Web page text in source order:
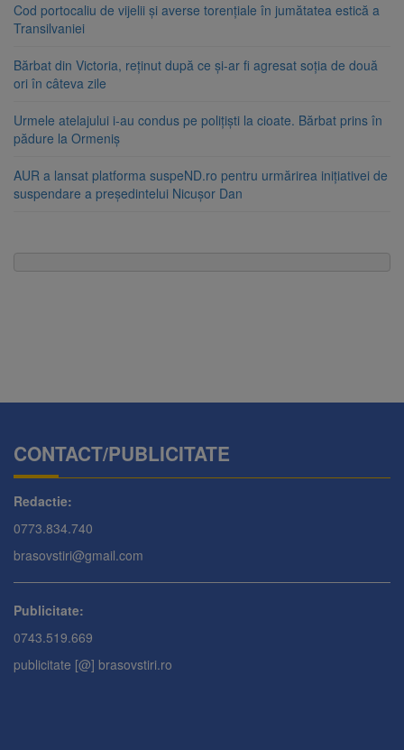
Cod portocaliu de vijelii și averse torențiale în jumătatea estică a
Transilvaniei
Bărbat din Victoria, reținut după ce și-ar fi agresat soția de două
ori în câteva zile
Urmele atelajului i-au condus pe polițiști la cioate. Bărbat prins în
pădure la Ormeniș
AUR a lansat platforma suspeND.ro pentru urmărirea inițiativei de
suspendare a președintelui Nicușor Dan
CONTACT/PUBLICITATE
Redactie:
0773.834.740
brasovstiri@gmail.com
Publicitate:
0743.519.669
publicitate [@] brasovstiri.ro